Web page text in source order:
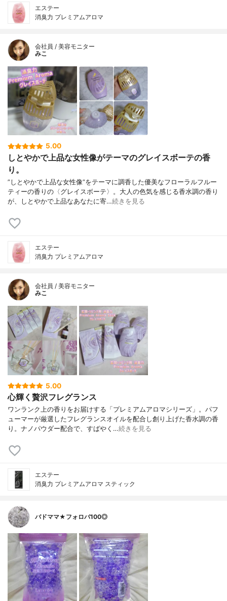
エステー
消臭力 プレミアムアロマ
会社員 / 美容モニター
みこ
5.00
しとやかで上品な女性像がテーマのグレイスボーテの香
り。
”しとやかで上品な女性像”をテーマに調香した優美なフローラルフルー
ティーの香りの〈グレイスボーテ〉。大人の色気を感じる香水調の香り
が、しとやかで上品なあなたに寄…続きを見る
エステー
消臭力 プレミアムアロマ
会社員 / 美容モニター
みこ
5.00
心輝く贅沢フレグランス
ワンランク上の香りをお届けする「プレミアムアロマシリーズ」。パフ
ューマーが厳選したフレグランスオイルを配合し創り上げた香水調の香
り。ナノパウダー配合で、すばやく…続きを見る
エステー
消臭力 プレミアムアロマ スティック
バドママ★フォロバ100◎